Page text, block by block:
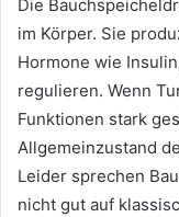
Die
im Körper. Sie
Hormone wie
regulieren. Wenn
Funktionen stark
Allgemeinzustand
Leider sprechen
nicht gut auf